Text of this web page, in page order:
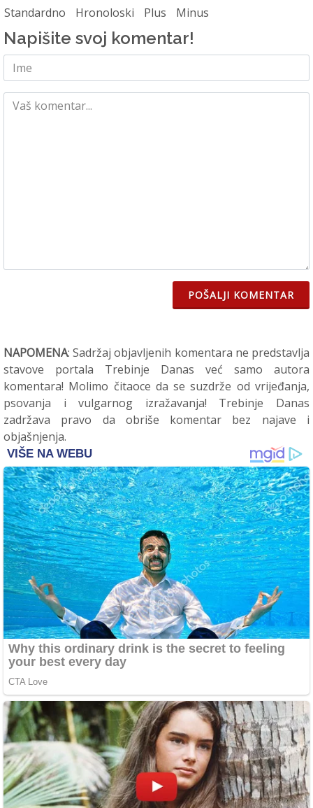
Standardno Hronoloski Plus Minus
Napišite svoj komentar!
POŠALJI KOMENTAR
NAPOMENA: Sadržaj objavljenih komentara ne predstavlja
stavove portala Trebinje Danas već samo autora
komentara! Molimo čitaoce da se suzdrže od vrijeđanja,
psovanja i vulgarnog izražavanja! Trebinje Danas
zadržava pravo da obriše komentar bez najave i
objašnjenja.